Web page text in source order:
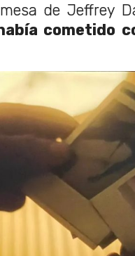
de Jeffrey
cometido